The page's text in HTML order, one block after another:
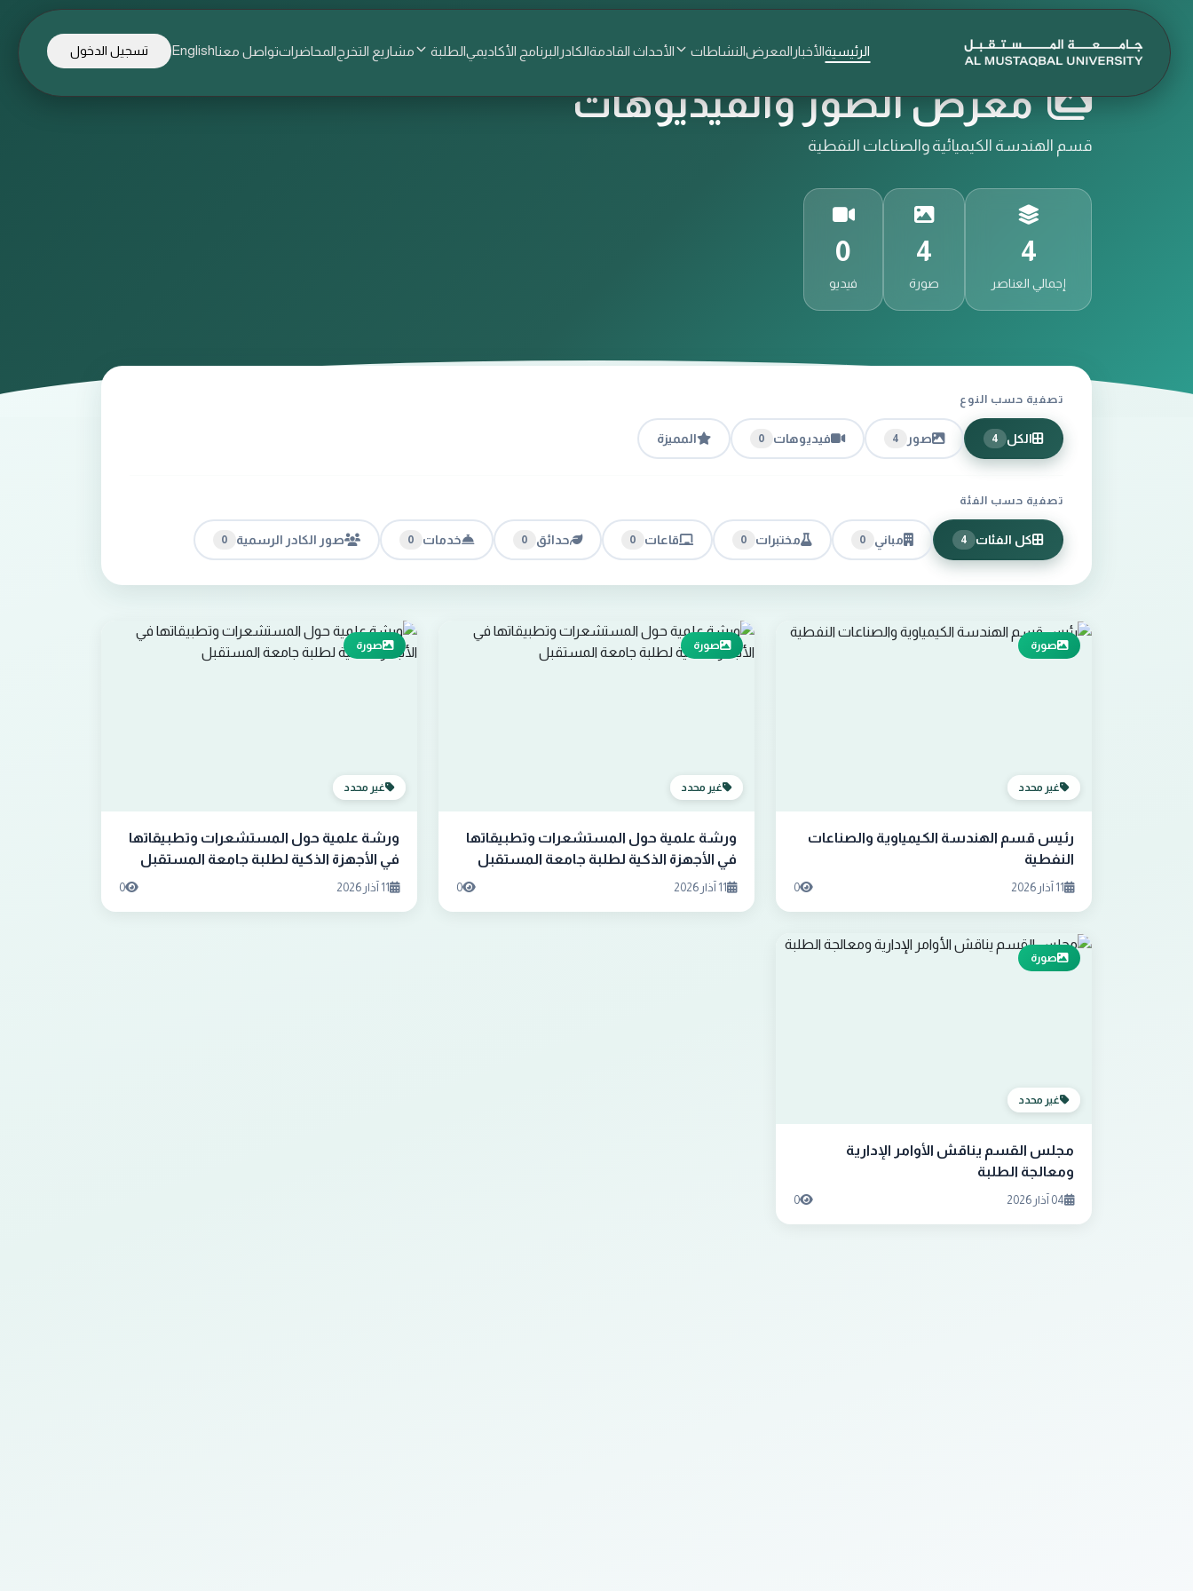
الرئيسيةالأخبار المعرضالنشاطات الأحداث القادمةالكادر البرنامج الأكاديميالطلبة مشاريع التخرجالمحاضراتتواصل معناEnglish تسجيل الدخول
معرض الصور والفيديوهات
قسم الهندسة الكيميائية والصناعات النفطية
4
إجمالي العناصر
4
صورة
0
فيديو
تصفية حسب النوع
الكل 4 صور 4 فيديوهات 0 المميزة
تصفية حسب الفئة
كل الفئات 4 مباني 0 مختبرات 0 قاعات 0 حدائق 0 خدمات 0 صور الكادر الرسمية 0
صورة
غير محدد
رئيس قسم الهندسة الكيمياوية والصناعات
النفطية
11 آذار 2026 0
صورة
غير محدد
ورشة علمية حول المستشعرات وتطبيقاتها
في الأجهزة الذكية لطلبة جامعة المستقبل
11 آذار 2026 0
صورة
غير محدد
ورشة علمية حول المستشعرات وتطبيقاتها
في الأجهزة الذكية لطلبة جامعة المستقبل
11 آذار 2026 0
صورة
غير محدد
مجلس القسم يناقش الأوامر الإدارية
ومعالجة الطلبة
04 آذار 2026 0